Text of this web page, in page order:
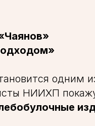
одним
НИИХП